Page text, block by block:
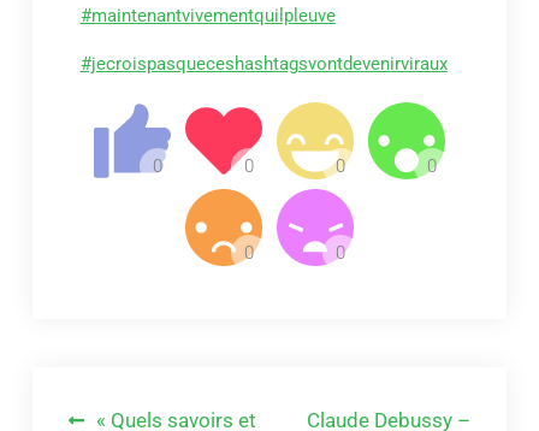
#maintenantvivementquilpleuve
#jecroispasqueceshashtagsvontdevenirviraux
Navigation
« Quels savoirs et
Claude Debussy –